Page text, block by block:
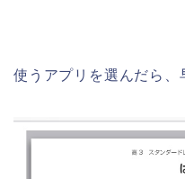
使うアプリを選んだら、